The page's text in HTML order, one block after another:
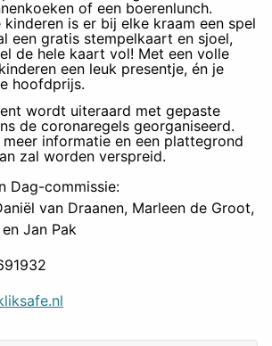
of een boerenlunch.
is er bij elke kraam een spel
een gratis stempelkaart en sjoel,
de hele kaart vol! Met een volle
een leuk presentje, én je
hoofdprijs.
wordt uiteraard met gepaste
de coronaregels georganiseerd.
informatie en een plattegrond
zal worden verspreid.
Dag-commissie:
van Draanen, Marleen de Groot,
Jan Pak